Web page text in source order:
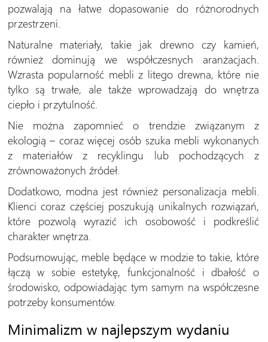
pozwalają na łatwe dopasowanie do różnorodnych
przestrzeni.
Naturalne materiały, takie jak drewno czy kamień,
również dominują we współczesnych aranżacjach.
Wzrasta popularność mebli z litego drewna, które nie
tylko są trwałe, ale także wprowadzają do wnętrza
ciepło i przytulność.
Nie można zapomnieć o trendzie związanym z
ekologią – coraz więcej osób szuka mebli wykonanych
z materiałów z recyklingu lub pochodzących z
zrównoważonych źródeł.
Dodatkowo, modna jest również personalizacja mebli.
Klienci coraz częściej poszukują unikalnych rozwiązań,
które pozwolą wyrazić ich osobowość i podkreślić
charakter wnętrza.
Podsumowując, meble będące w modzie to takie, które
łączą w sobie estetykę, funkcjonalność i dbałość o
środowisko, odpowiadając tym samym na współczesne
potrzeby konsumentów.
Minimalizm w najlepszym wydaniu